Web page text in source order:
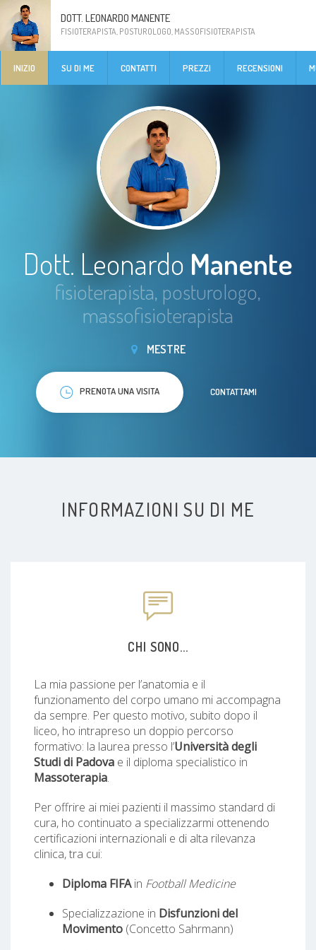
DOTT. LEONARDO MANENTE
FISIOTERAPISTA, POSTUROLOGO, MASSOFISIOTERAPISTA
INIZIO SU DI ME CONTATTI PREZZI RECENSIONI
Dott. Leonardo Manente
fisioterapista, posturologo,
massofisioterapista
MESTRE
PRENOTA UNA VISITA CONTATTAMI
INFORMAZIONI SU DI ME
CHI SONO...
La mia passione per l’anatomia e il
funzionamento del corpo umano mi accompagna
da sempre. Per questo motivo, subito dopo il
liceo, ho intrapreso un doppio percorso
formativo: la laurea presso l’Università degli
Studi di Padova e il diploma specialistico in
Massoterapia.
Per offrire ai miei pazienti il massimo standard di
cura, ho continuato a specializzarmi ottenendo
certificazioni internazionali e di alta rilevanza
clinica, tra cui:
Diploma FIFAin Football Medicine
Specializzazione in Disfunzioni del
Movimento (Concetto Sahrmann)